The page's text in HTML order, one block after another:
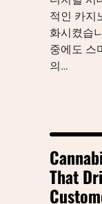
적인 카지
화시켰습
중에도 스
의…
That